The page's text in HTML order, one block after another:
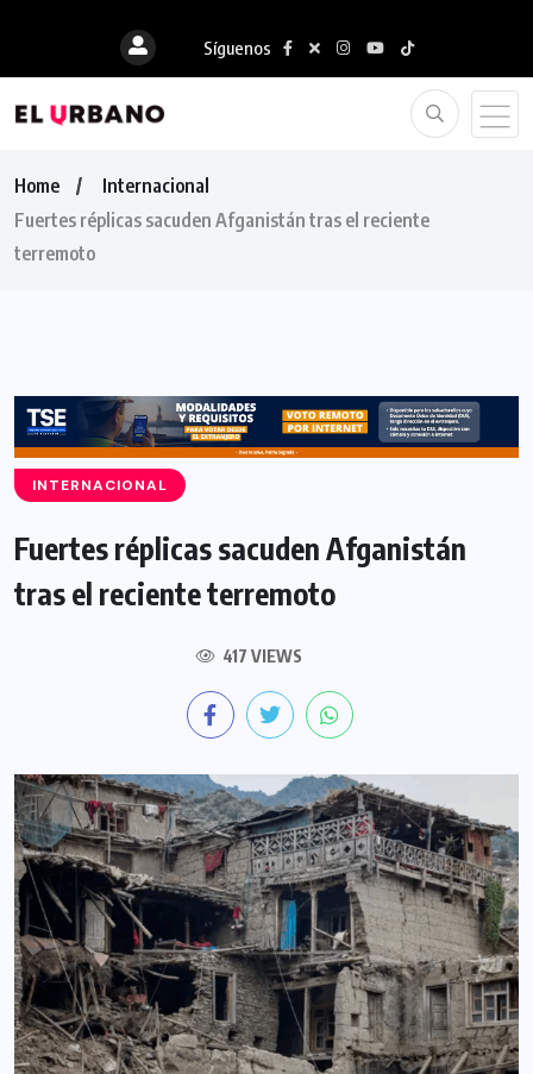
Síguenos
Home
Internacional
Fuertes réplicas sacuden Afganistán tras el reciente
terremoto
INTERNACIONAL
Fuertes réplicas sacuden Afganistán
tras el reciente terremoto
417 VIEWS